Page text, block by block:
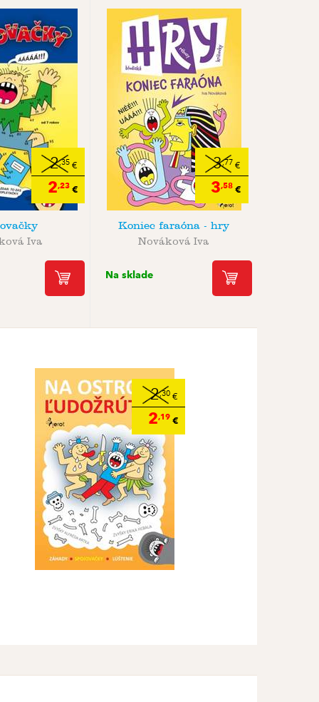
2,35€
2,23€
Iva
3,77 €
3,58 €
Koniec faraóna - hry
Nováková Iva
Na sklade
2,30€
2,19€